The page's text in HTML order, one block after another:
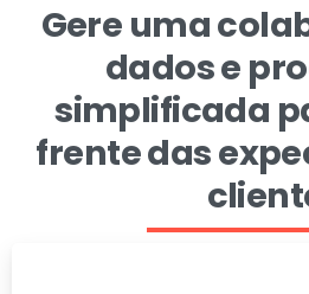
Gere uma
dados e
simplificada
frente das